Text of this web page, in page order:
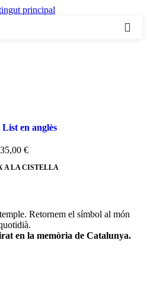
principal
en anglès
35,00 €
A LA CISTELLA
Retornem el símbol al món
en la memòria de Catalunya.